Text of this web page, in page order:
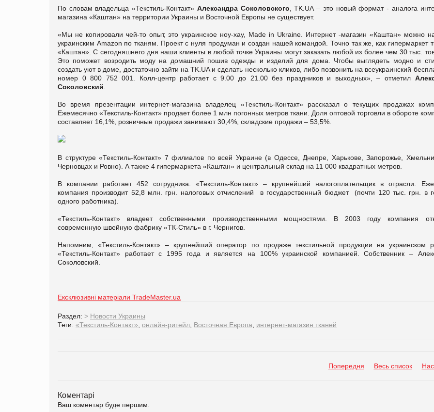
По словам владельца «Текстиль-Контакт» Александра Соколовского , TK.UA – это новый формат - аналога
магазина «Каштан» на территории Украины и Восточной Европы не существует.
«Мы не копировали чей-то опыт, это украинское ноу-хау, Made in Ukraine. Интернет -магазин «Каштан» можно
украинским Amazon по тканям. Проект с нуля продуман и создан нашей командой. Точно так же, как гипермаркет
«Каштан». С сегодняшнего дня наши клиенты в любой точке Украины могут заказать любой из более чем 30 тыс.
Это поможет возродить моду на домашний пошив одежды и изделий для дома. Чтобы выглядеть модно и
создать уют в доме, достаточно зайти на TK.UA и сделать несколько кликов, либо позвонить на всеукраинский
номер 0 800 752 001. Колл-центр работает с 9.00 до 21.00 без праздников и выходных», – отметил
Соколовский
Во время презентации интернет-магазина владелец «Текстиль-Контакт» рассказал о текущих продажах
Ежемесячно «Текстиль-Контакт» продает более 1 млн погонных метров ткани. Доля оптовой торговли в обороте
составляет 16,1%, розничные продажи занимают 30,4%, складские продажи – 53,5%.
В структуре «Текстиль-Контакт» 7 филиалов по всей Украине (в Одессе, Днепре, Харькове, Запорожье,
Черновцах и Ровно). А также 4 гипермаркета «Каштан» и центральный склад на 11 000 квадратных метров.
В компании работает 452 сотрудника. «Текстиль-Контакт» – крупнейший налогоплательщик в отрасли.
компания производит 52,8 млн. грн. налоговых отчислений в государственный бюджет (почти 120 тыс. грн. в
одного работника).
«Текстиль-Контакт» владеет собственными производственными мощностями. В 2003 году компания
современную швейную фабрику «ТК-Стиль» в г. Чернигов.
Напомним, «Текстиль-Контакт» – крупнейший оператор по продаже текстильной продукции на украинском
«Текстиль-Контакт» работает с 1995 года и является на 100% украинской компанией. Собственник –
Соколовский.
Ексклюзивні матеріали TradeMaster.ua
Раздел: > Новости Украины
Теги: «Текстиль-Контакт» онлайн-ритейл Восточная Европа интернет-магазин тканей
Попередня Весь список
Коментарі
Ваш коментар буде першим.